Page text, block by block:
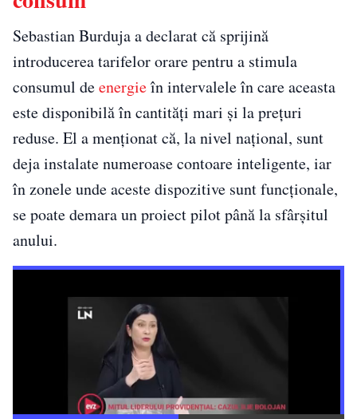
Sebastian Burduja a declarat că sprijină
introducerea tarifelor orare pentru a stimula
consumul deenergieîn intervalele în care aceasta
este disponibilă în cantități mari și la prețuri
reduse. El a menționat că, la nivel național, sunt
deja instalate numeroase contoare inteligente, iar
în zonele unde aceste dispozitive sunt funcționale,
se poate demara un proiect pilot până la sfârșitul
anului.